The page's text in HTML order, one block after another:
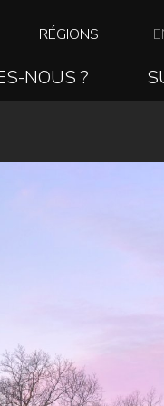
TOP
RÉGIONS
NOUS ?